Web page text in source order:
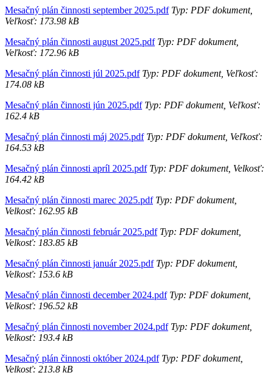
Mesačný plán činnosti september 2025.pdfTyp: PDF dokument,
Veľkosť: 173.98 kB
Mesačný plán činnosti august 2025.pdfTyp: PDF dokument,
Veľkosť: 172.96 kB
Mesačný plán činnosti júl 2025.pdfTyp: PDF dokument, Veľkosť:
174.08 kB
Mesačný plán činnosti jún 2025.pdfTyp: PDF dokument, Veľkosť:
162.4 kB
Mesačný plán činnosti máj 2025.pdfTyp: PDF dokument, Veľkosť:
164.53 kB
Mesačný plán činnosti apríl 2025.pdfTyp: PDF dokument, Velkosť:
164.42 kB
Mesačný plán činnosti marec 2025.pdfTyp: PDF dokument,
Velkosť: 162.95 kB
Mesačný plán činnosti február 2025.pdfTyp: PDF dokument,
Velkosť: 183.85 kB
Mesačný plán činnosti január 2025.pdfTyp: PDF dokument,
Velkosť: 153.6 kB
Mesačný plán činnosti december 2024.pdfTyp: PDF dokument,
Velkosť: 196.52 kB
Mesačný plán činnosti november 2024.pdfTyp: PDF dokument,
Velkosť: 193.4 kB
Mesačný plán činnosti október 2024.pdfTyp: PDF dokument,
Velkosť: 213.8 kB